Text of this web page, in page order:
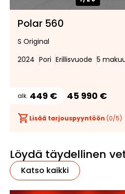
Polar 560
S Original
2024 Pori Erillisvuode 5
alk. 449 € 45 990 €
Lisää tarjouspyyntöön (0/5)
Löydä täydellinen
Katso kaikki